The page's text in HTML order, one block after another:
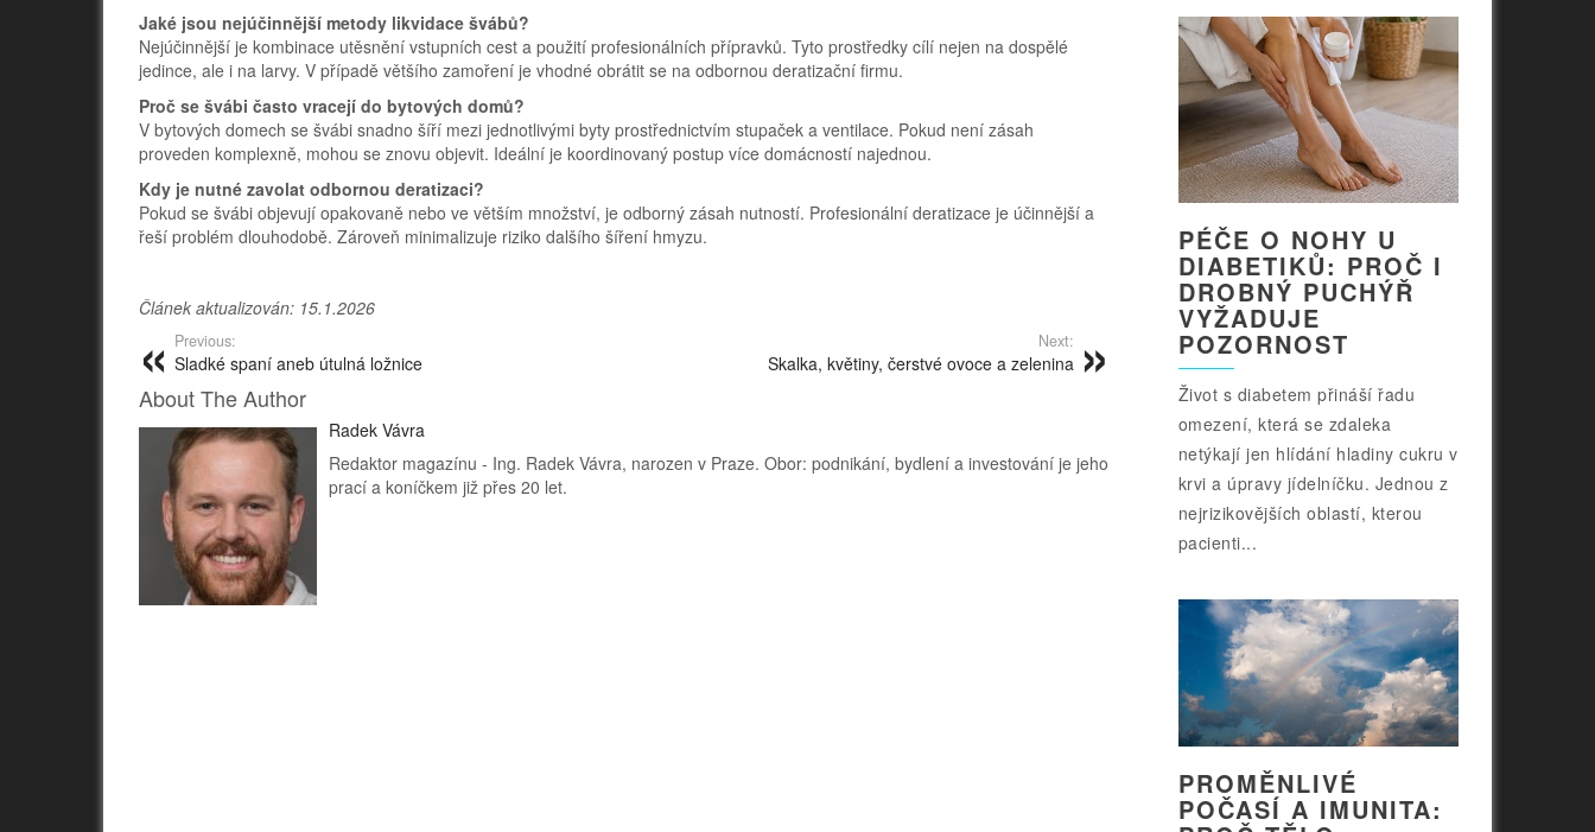
Jaké jsou nejúčinnější metody likvidace švábů?
Nejúčinnější je kombinace utěsnění vstupních cest a použití profesionálních přípravků. Tyto prostředky cílí nejen na dospělé
jedince, ale i na larvy. V případě většího zamoření je vhodné obrátit se na odbornou deratizační firmu.
Proč se švábi často vracejí do bytových domů?
V bytových domech se švábi snadno šíří mezi jednotlivými byty prostřednictvím stupaček a ventilace. Pokud není zásah
proveden komplexně, mohou se znovu objevit. Ideální je koordinovaný postup více domácností najednou.
Kdy je nutné zavolat odbornou deratizaci?
Pokud se švábi objevují opakovaně nebo ve větším množství, je odborný zásah nutností. Profesionální deratizace je účinnější a
řeší problém dlouhodobě. Zároveň minimalizuje riziko dalšího šíření hmyzu.
Článek aktualizován: 15.1.2026
Previous:
Sladké spaní aneb útulná ložnice
Next:
Skalka, květiny, čerstvé ovoce a zelenina
About The Author
Radek Vávra
Redaktor magazínu - Ing. Radek Vávra, narozen v Praze. Obor: podnikání, bydlení a investování je jeho
prací a koníčkem již přes 20 let.
PÉČE O NOHY U
DIABETIKŮ: PROČ I
DROBNÝ PUCHÝŘ
VYŽADUJE
POZORNOST
Život s diabetem přináší řadu
omezení, která se zdaleka
netýkají jen hlídání hladiny cukru v
krvi a úpravy jídelníčku. Jednou z
nejrizikovějších oblastí, kterou
pacienti...
PROMĚNLIVÉ
POČASÍ A IMUNITA: